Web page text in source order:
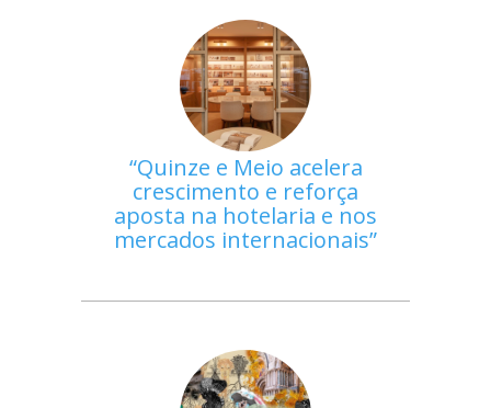
Quinze e Meio acelera
crescimento e reforça
aposta na hotelaria e nos
mercados internacionais